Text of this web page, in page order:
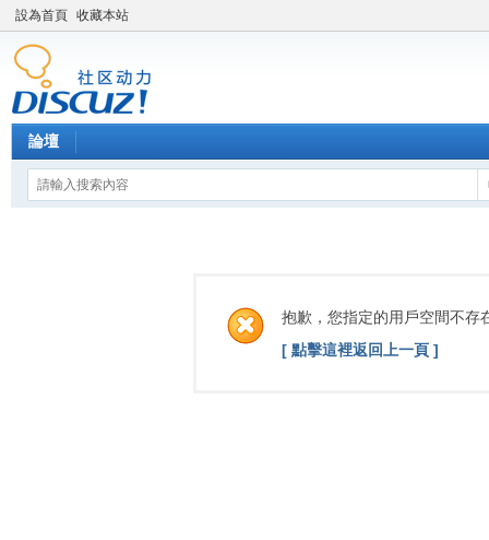
設為首頁 收藏本站
論壇
抱歉，您指定的用戶空間不存
[ 點擊這裡返回上一頁 ]